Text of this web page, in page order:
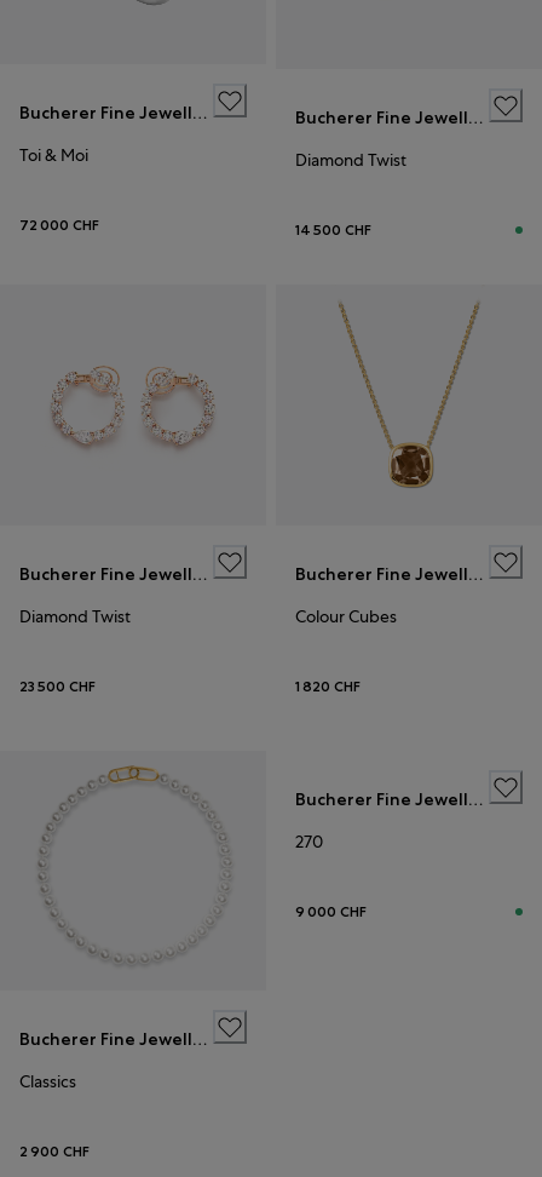
Bucherer Fine Jewellery
Toi & Moi
72 000 CHF
Bucherer Fine Jewellery
Diamond Twist
14 500 CHF
Bucherer Fine Jewellery
Diamond Twist
23 500 CHF
Bucherer Fine Jewellery
Colour Cubes
1 820 CHF
Bucherer Fine Jewellery
Classics
2 900 CHF
Bucherer Fine Jewellery
270
9 000 CHF